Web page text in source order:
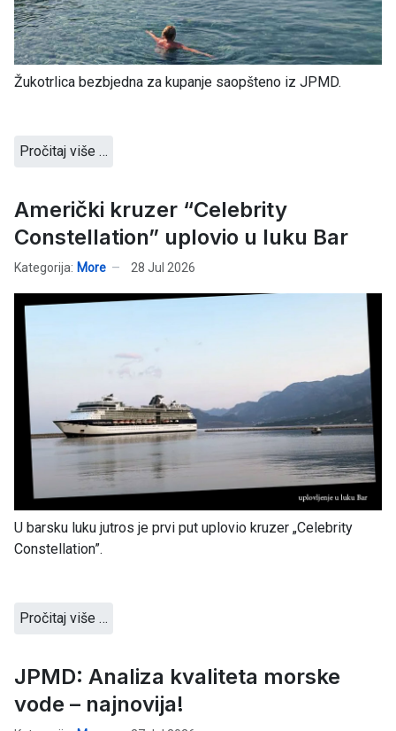
Žukotrlica bezbjedna za kupanje saopšteno iz JPMD.
Pročitaj više …
Američki kruzer “Celebrity
Constellation” uplovio u luku Bar
Kategorija: More 28 Jul 2026
U barsku luku jutros je prvi put uplovio kruzer „Celebrity
Constellation”.
Pročitaj više …
JPMD: Analiza kvaliteta morske
vode – najnovija!